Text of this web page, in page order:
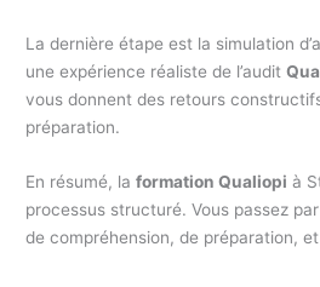
La dernière étape est la simulation
une expérience réaliste de l’audit
vous donnent des retours
préparation.
En résumé, laformation Qualiopi à
processus structuré. Vous passez
de compréhension, de préparation,